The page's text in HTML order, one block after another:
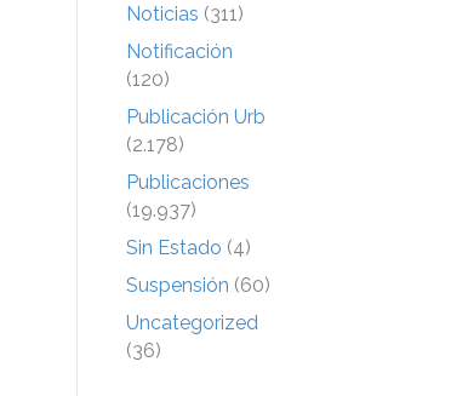
Noticias (311)
Notificación
(120)
Publicación Urb
(2.178)
Publicaciones
(19.937)
Sin Estado (4)
Suspensión (60)
Uncategorized
(36)